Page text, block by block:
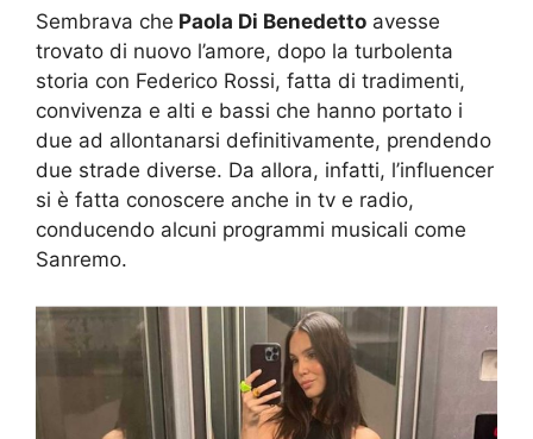
Sembrava che Paola Di Benedetto avesse
trovato di nuovo l’amore, dopo la turbolenta
storia con Federico Rossi, fatta di tradimenti,
convivenza e alti e bassi che hanno portato i
due ad allontanarsi definitivamente, prendendo
due strade diverse. Da allora, infatti, l’influencer
si è fatta conoscere anche in tv e radio,
conducendo alcuni programmi musicali come
Sanremo.